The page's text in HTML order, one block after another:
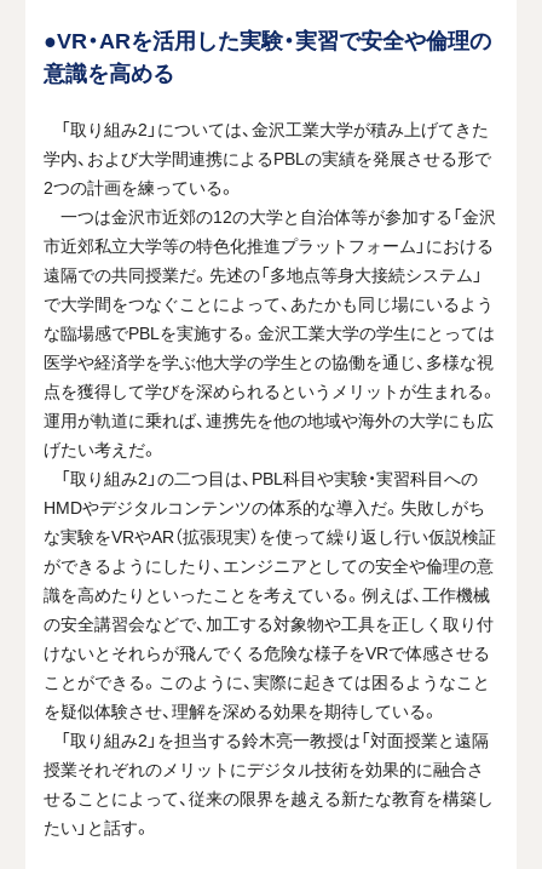
●VR・ARを活用した実験・実習で安全や倫理の
意識を高める
「取り組み2」については、金沢工業大学が積み上げてきた
学内、および大学間連携によるPBLの実績を発展させる形で
2つの計画を練っている。
一つは金沢市近郊の12の大学と自治体等が参加する「金沢
市近郊私立大学等の特色化推進プラットフォーム」における
遠隔での共同授業だ。先述の「多地点等身大接続システム」
で大学間をつなぐことによって、あたかも同じ場にいるよう
な臨場感でPBLを実施する。金沢工業大学の学生にとっては
医学や経済学を学ぶ他大学の学生との協働を通じ、多様な視
点を獲得して学びを深められるというメリットが生まれる。
運用が軌道に乗れば、連携先を他の地域や海外の大学にも広
げたい考えだ。
「取り組み2」の二つ目は、PBL科目や実験・実習科目への
HMDやデジタルコンテンツの体系的な導入だ。失敗しがち
な実験をVRやAR（拡張現実）を使って繰り返し行い仮説検証
ができるようにしたり、エンジニアとしての安全や倫理の意
識を高めたりといったことを考えている。例えば、工作機械
の安全講習会などで、加工する対象物や工具を正しく取り付
けないとそれらが飛んでくる危険な様子をVRで体感させる
ことができる。このように、実際に起きては困るようなこと
を疑似体験させ、理解を深める効果を期待している。
「取り組み2」を担当する鈴木亮一教授は「対面授業と遠隔
授業それぞれのメリットにデジタル技術を効果的に融合さ
せることによって、従来の限界を越える新たな教育を構築し
たい」と話す。